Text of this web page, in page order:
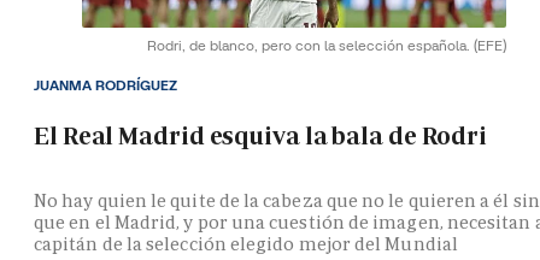
Rodri, de blanco, pero con la selección española. (EFE)
El Real Madrid esquiva la bala de Rodri
No hay quien le quite de la cabeza que no le quieren a él
que en el Madrid, y por una cuestión de imagen, necesitan
capitán de la selección elegido mejor del Mundial
JUANMA RODRÍGUEZ